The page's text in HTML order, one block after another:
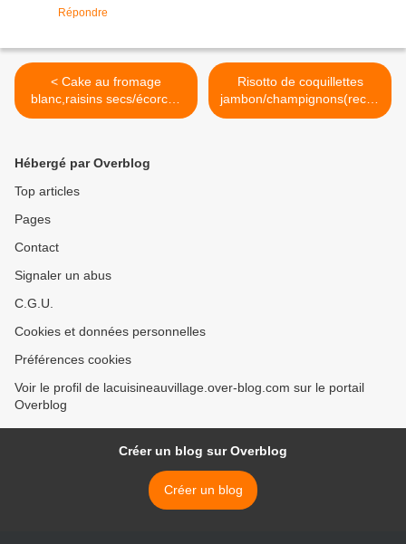
Répondre
< Cake au fromage
blanc,raisins secs/écorces
d'oranges confites
Risotto de coquillettes
jambon/champignons(recett
e de chef) >
Hébergé par Overblog
Top articles
Pages
Contact
Signaler un abus
C.G.U.
Cookies et données personnelles
Préférences cookies
Voir le profil de lacuisineauvillage.over-blog.com sur le portail
Overblog
Créer un blog sur Overblog
Créer un blog